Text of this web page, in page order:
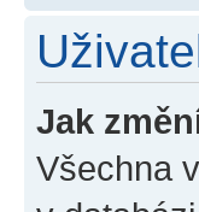
Jak
Všechna